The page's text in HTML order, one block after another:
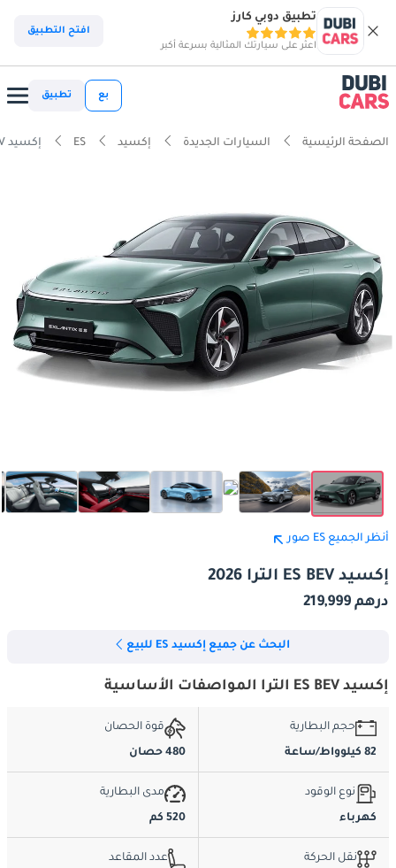
تطبيق دوبي كارز
اعثر على سيارتك المثالية بسرعة أكبر
افتح التطبيق
بع تطبيق
الصفحة الرئيسية السيارات الجديدة إكسيد ES إكسيد ES BEV الترا
أنظر الجميع ES صور
إكسيد ES BEV الترا 2026
درهم 219,999
البحث عن جميع إكسيد ES للبيع
إكسيد ES BEV الترا المواصفات الأساسية
حجم البطارية
82 كيلوواط/ساعة
قوة الحصان
480 حصان
نوع الوقود
كهرباء
مدى البطارية
520 كم
نقل الحركة
عدد المقاعد